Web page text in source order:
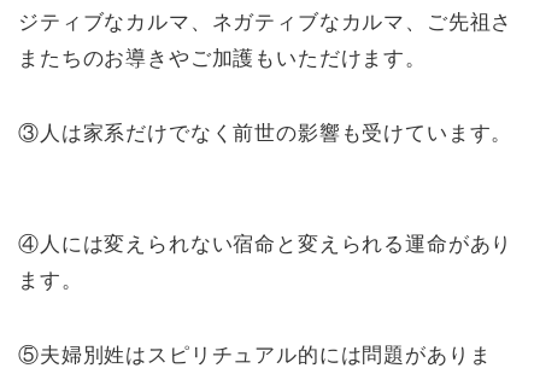
ジティブなカルマ、ネガティブなカルマ、ご先祖さ
またちのお導きやご加護もいただけます。
③人は家系だけでなく前世の影響も受けています。
④人には変えられない宿命と変えられる運命があり
ます。
⑤夫婦別姓はスピリチュアル的には問題がありま